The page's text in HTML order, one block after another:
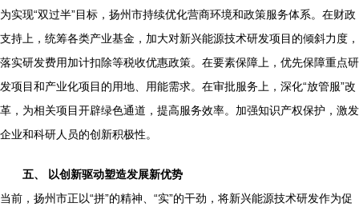
为实现“双过半”目标，扬州市持续优化营商环境和政策服务体系。在财政
支持上，统筹各类产业基金，加大对新兴能源技术研发项目的倾斜力度，
落实研发费用加计扣除等税收优惠政策。在要素保障上，优先保障重点研
发项目和产业化项目的用地、用能需求。在审批服务上，深化“放管服”改
革，为相关项目开辟绿色通道，提高服务效率。加强知识产权保护，激发
企业和科研人员的创新积极性。
五、 以创新驱动塑造发展新优势
当前，扬州市正以“拼”的精神、“实”的干劲，将新兴能源技术研发作为促